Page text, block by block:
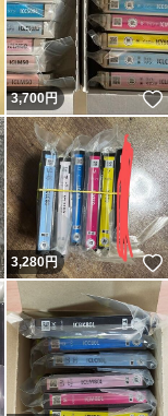
いいね！
3,700円
いいね！
3,280円